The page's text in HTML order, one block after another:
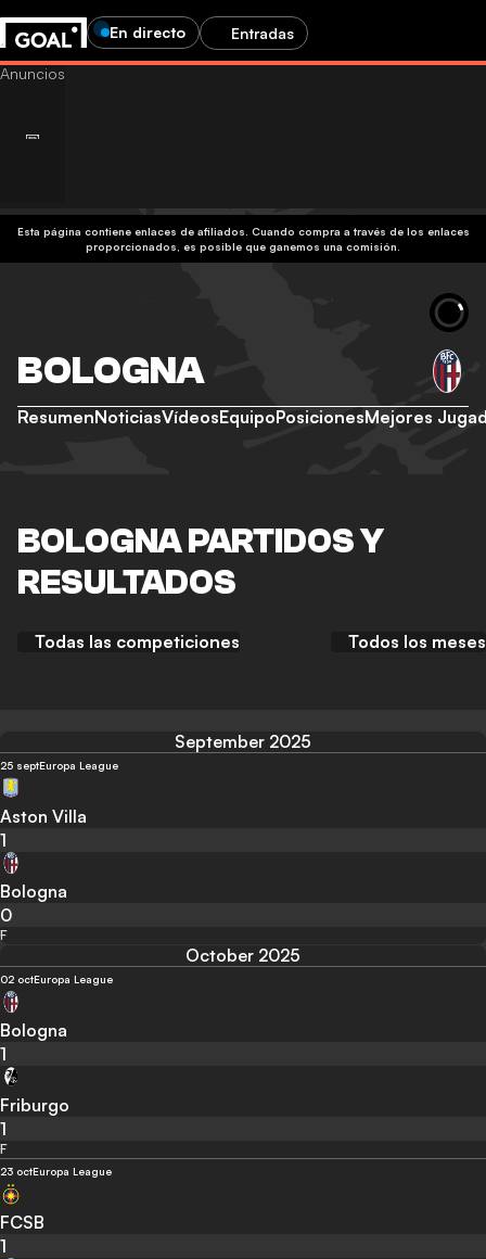
En directo Entradas
Esta página contiene enlaces de afiliados. Cuando compra a través de los enlaces
proporcionados, es posible que ganemos una comisión.
BOLOGNA
ResumenNoticiasVídeosEquipoPosicionesMejores
BOLOGNA PARTIDOS Y
RESULTADOS
Todas las competiciones Todos los meses
September 2025
25 septEuropa League
Aston Villa
1
Bologna
0
F
October 2025
02 octEuropa League
Bologna
1
Friburgo
1
F
23 octEuropa League
FCSB
1